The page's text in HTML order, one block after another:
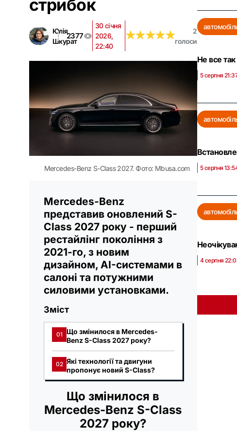
стрибок
Юлія
Шкурат
2377
30 січня
2026,
22:40
★★★★★
★★★★★
2
голоси
Mercedes-Benz S-Class 2027. Фото: Mbusa.com
Mercedes-Benz
представив оновлений S-
Class 2027 року - перший
рестайлінг покоління з
2021-го, з новим
дизайном, AI-системами в
салоні та потужними
силовими установками.
Зміст
01
Що змінилося в Mercedes-
Benz S-Class 2027 року?
02 Які технології та двигуни
пропонує новий S-Class?
Що змінилося в
Mercedes-Benz S-Class
2027 року?
Не все так
5 серпня
5 серпня
4 серпня